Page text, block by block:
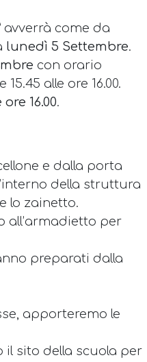
avverrà come da
lunedì 5 Settembre.
con orario
alle ore 16.00.
16.00.
e dalla porta
della struttura
lo zainetto.
all’armadietto per
preparati dalla
apporteremo le
il sito della scuola per